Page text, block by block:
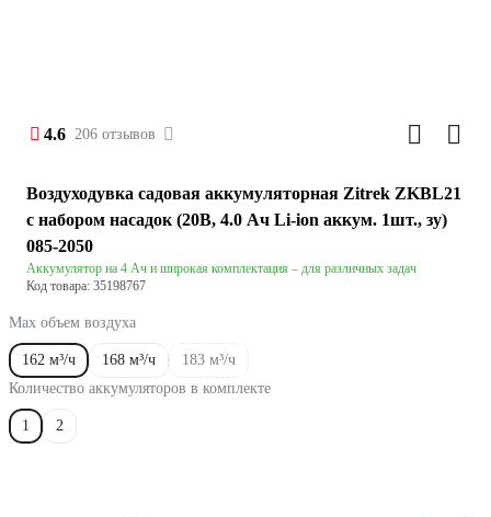
4.6 206 отзывов
Воздуходувка садовая аккумуляторная Zitrek ZKBL21
с набором насадок (20В, 4.0 Ач Li-ion аккум. 1шт., зу)
085-2050
Аккумулятор на 4 Ач и широкая комплектация – для различных задач
Код товара: 35198767
Max объем воздуха
162 м³/ч 168 м³/ч
183 м³/ч
Количество аккумуляторов в комплекте
1 2